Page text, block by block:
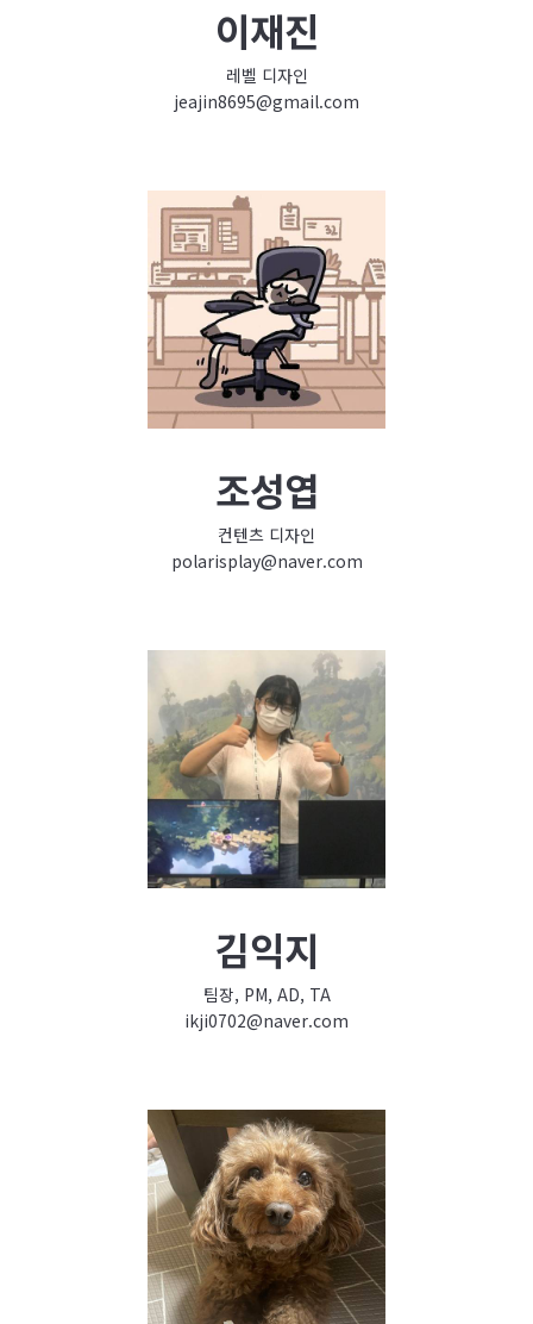
이재진
레벨 디자인
jeajin8695@gmail.com
조성엽
컨텐츠 디자인
polarisplay@naver.com
김익지
팀장, PM, AD, TA
ikji0702@naver.com